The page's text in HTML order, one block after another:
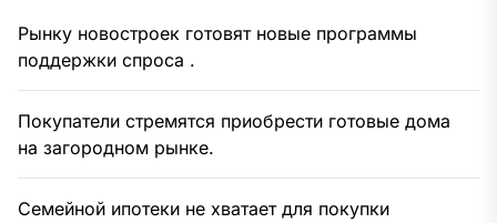
Рынку новостроек готовят новые программы
поддержки спроса .
Покупатели стремятся приобрести готовые дома
на загородном рынке.
Семейной ипотеки не хватает для покупки